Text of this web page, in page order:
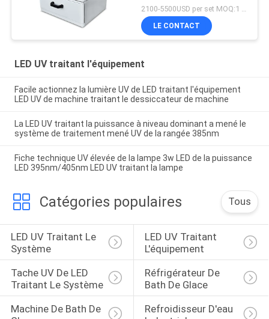
de traitement mené UV
de la boîte 405nm
2100-5500USD per set MOQ:1 ensemble
LE CONTACT
LED UV traitant l'équipement
Facile actionnez la lumière UV de LED traitant l'équipement
LED UV de machine traitant le dessiccateur de machine
La LED UV traitant la puissance à niveau dominant a mené le
système de traitement mené UV de la rangée 385nm
Fiche technique UV élevée de la lampe 3w LED de la puissance
LED 395nm/405nm LED UV traitant la lampe
Catégories populaires Tous
LED UV Traitant Le
Système
LED UV Traitant
L'équipement
Tache UV De LED
Traitant Le Système
Réfrigérateur De
Bath De Glace
Machine De Bath De
Refroidisseur D'eau